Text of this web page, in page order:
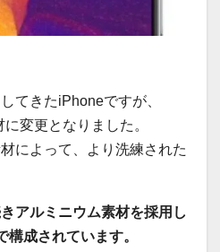
てきたiPhoneですが、
変更となりました。
によって、より洗練された
アルミニウム素材を採用し
成されています。